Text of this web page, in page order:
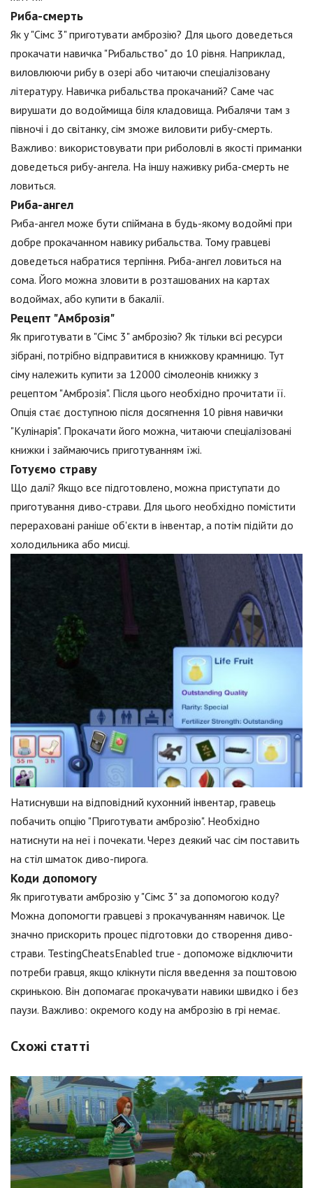
Риба-смерть
Як у "Сімс 3" приготувати амброзію? Для цього доведеться
прокачати навичка "Рибальство" до 10 рівня. Наприклад,
виловлюючи рибу в озері або читаючи спеціалізовану
літературу. Навичка рибальства прокачаний? Саме час
вирушати до водоймища біля кладовища. Рибалячи там з
півночі і до світанку, сім зможе виловити рибу-смерть.
Важливо: використовувати при риболовлі в якості приманки
доведеться рибу-ангела. На іншу наживку риба-смерть не
ловиться.
Риба-ангел
Риба-ангел може бути спіймана в будь-якому водоймі при
добре прокачанном навику рибальства. Тому гравцеві
доведеться набратися терпіння. Риба-ангел ловиться на
сома. Його можна зловити в розташованих на картах
водоймах, або купити в бакалії.
Рецепт "Амброзія"
Як приготувати в "Сімс 3" амброзію? Як тільки всі ресурси
зібрані, потрібно відправитися в книжкову крамницю. Тут
сіму належить купити за 12000 сімолеонів книжку з
рецептом "Амброзія". Після цього необхідно прочитати її.
Опція стає доступною після досягнення 10 рівня навички
"Кулінарія". Прокачати його можна, читаючи спеціалізовані
книжки і займаючись приготуванням їжі.
Готуємо страву
Що далі? Якщо все підготовлено, можна приступати до
приготування диво-страви. Для цього необхідно помістити
перераховані раніше об'єкти в інвентар, а потім підійти до
холодильника або мисці.
Натиснувши на відповідний кухонний інвентар, гравець
побачить опцію "Приготувати амброзію". Необхідно
натиснути на неї і почекати. Через деякий час сім поставить
на стіл шматок диво-пирога.
Коди допомогу
Як приготувати амброзію у "Сімс 3" за допомогою коду?
Можна допомогти гравцеві з прокачуванням навичок. Це
значно прискорить процес підготовки до створення диво-
страви. TestingCheatsEnabled true - допоможе відключити
потреби гравця, якщо клікнути після введення за поштовою
скринькою. Він допомагає прокачувати навики швидко і без
паузи. Важливо: окремого коду на амброзію в грі немає.
Схожі статті